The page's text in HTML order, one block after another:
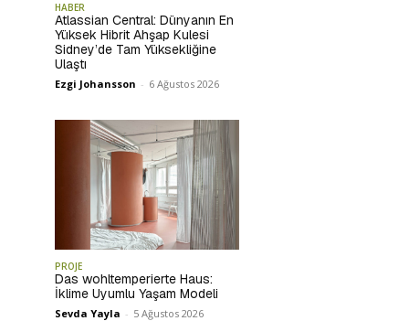
HABER
Atlassian Central: Dünyanın En
Yüksek Hibrit Ahşap Kulesi
Sidney’de Tam Yüksekliğine
Ulaştı
Ezgi Johansson - 6 Ağustos 2026
PROJE
Das wohltemperierte Haus:
İklime Uyumlu Yaşam Modeli
Sevda Yayla - 5 Ağustos 2026